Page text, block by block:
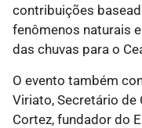
contribuições
fenômenos naturais
das chuvas para o
O evento também
Viriato, Secretário de
Cortez, fundador do